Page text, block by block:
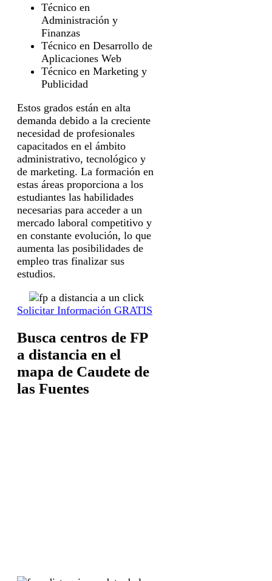
Técnico en
Administración y
Finanzas
Técnico en Desarrollo de
Aplicaciones Web
Técnico en Marketing y
Publicidad
Estos grados están en alta
demanda debido a la creciente
necesidad de profesionales
capacitados en el ámbito
administrativo, tecnológico y
de marketing. La formación en
estas áreas proporciona a los
estudiantes las habilidades
necesarias para acceder a un
mercado laboral competitivo y
en constante evolución, lo que
aumenta las posibilidades de
empleo tras finalizar sus
estudios.
Solicitar Información GRATIS
Busca centros de FP
a distancia en el
mapa de Caudete de
las Fuentes